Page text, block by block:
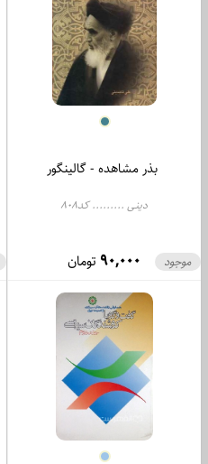
بذر مشاهده - گالینگور
دینی ......... کد808
90,000 تومان موجود